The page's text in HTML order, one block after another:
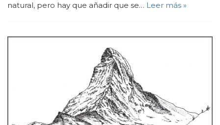
natural, pero hay que añadir que se… Leer más »